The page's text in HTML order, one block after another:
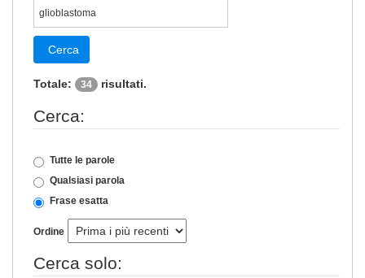
Cerca
Totale: 34 risultati.
Cerca:
Tutte le parole
Qualsiasi parola
Frase esatta
Ordine
Cerca solo: